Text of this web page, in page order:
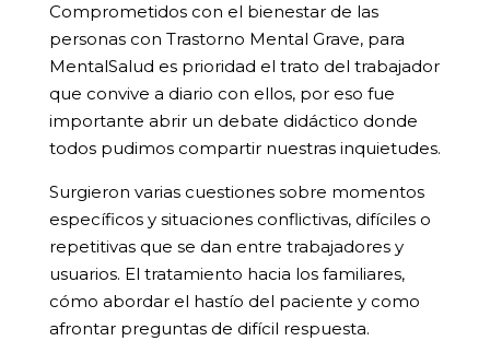
Comprometidos con el bienestar de las
personas con Trastorno Mental Grave, para
MentalSalud es prioridad el trato del trabajador
que convive a diario con ellos, por eso fue
importante abrir un debate didáctico donde
todos pudimos compartir nuestras inquietudes.
Surgieron varias cuestiones sobre momentos
específicos y situaciones conflictivas, difíciles o
repetitivas que se dan entre trabajadores y
usuarios. El tratamiento hacia los familiares,
cómo abordar el hastío del paciente y como
afrontar preguntas de difícil respuesta.